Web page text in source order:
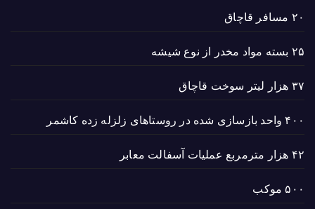
۲۰ مسافر قاچاق
۲۵ بسته مواد مخدر از نوع شیشه
۳۷ هزار لیتر سوخت قاچاق
۴۰۰ واحد بازسازی شده در روستاهای زلزله زده کاشمر
۴۲ هزار مترمربع عملیات آسفالت معابر
۵۰۰ موکب